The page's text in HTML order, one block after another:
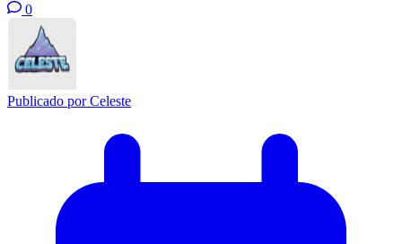
0
Publicado porCeleste